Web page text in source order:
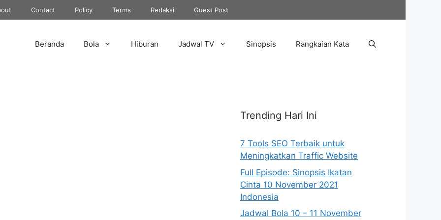
Contact Policy Terms Redaksi Guest Post
Beranda Bola Hiburan Jadwal TV Sinopsis Rangkaian Kata
Trending Hari Ini
7 Tools SEO Terbaik untuk
Meningkatkan Traffic Website
Full Episode: Sinopsis Ikatan
Cinta 10 November 2021
Indonesia
Jadwal Bola 10 – 11 November